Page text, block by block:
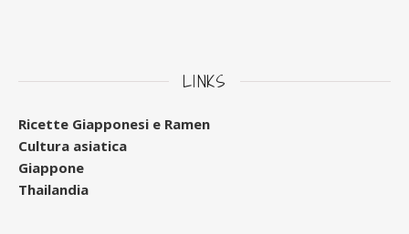
LINKS
Ricette Giapponesi e Ramen
Cultura asiatica
Giappone
Thailandia